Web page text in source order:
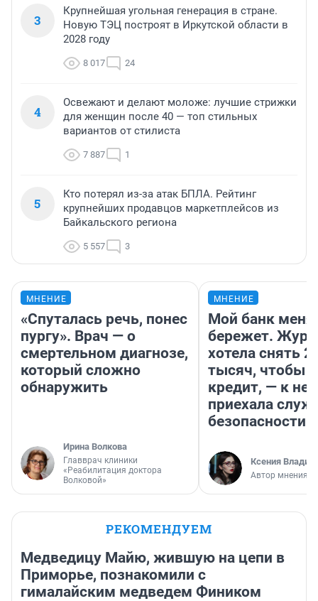
3
Крупнейшая угольная генерация в стране.
Новую ТЭЦ построят в Иркутской области в
2028 году
8 017 24
4
Освежают и делают моложе: лучшие стрижки
для женщин после 40 — топ стильных
вариантов от стилиста
7 887 1
5
Кто потерял из-за атак БПЛА. Рейтинг
крупнейших продавцов маркетплейсов из
Байкальского региона
5 557 3
МНЕНИЕ
«Спуталась речь, понес
пургу». Врач — о
смертельном диагнозе,
который сложно
обнаружить
Ирина Волкова
Главврач клиники
«Реабилитация доктора
Волковой»
МНЕНИЕ
Мой банк меня
бережет.
хотела снять
тысяч, чтобы
кредит, — к
приехала
безопасности
Ксения
Автор мнения
РЕКОМЕНДУЕМ
Медведицу Майю, жившую на цепи в
Приморье, познакомили с
гималайским медведем Фиником